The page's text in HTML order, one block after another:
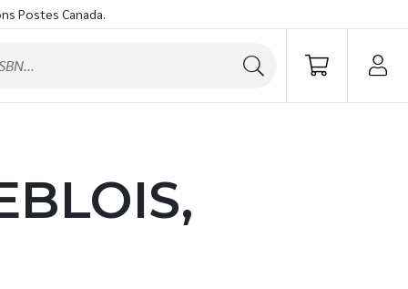
Postes Canada.